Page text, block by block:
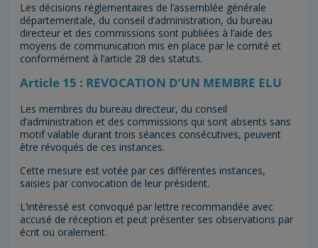
Les décisions réglementaires de l’assemblée générale
départementale, du conseil d’administration, du bureau
directeur et des commissions sont publiées à l’aide des
moyens de communication mis en place par le comité et
conformément à l’article 28 des statuts.
Article 15 : REVOCATION D’UN MEMBRE ELU
Les membres du bureau directeur, du conseil
d’administration et des commissions qui sont absents sans
motif valable durant trois séances consécutives, peuvent
être révoqués de ces instances.
Cette mesure est votée par ces différentes instances,
saisies par convocation de leur président.
L’intéressé est convoqué par lettre recommandée avec
accusé de réception et peut présenter ses observations par
écrit ou oralement.